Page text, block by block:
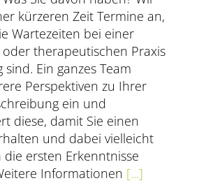
kürzeren Zeit Termine an,
Wartezeiten bei einer
therapeutischen Praxis
Ein ganzes Team
Perspektiven zu Ihrer
ein und
diese, damit Sie einen
und dabei vielleicht
die ersten Erkenntnisse
Informationen [...]